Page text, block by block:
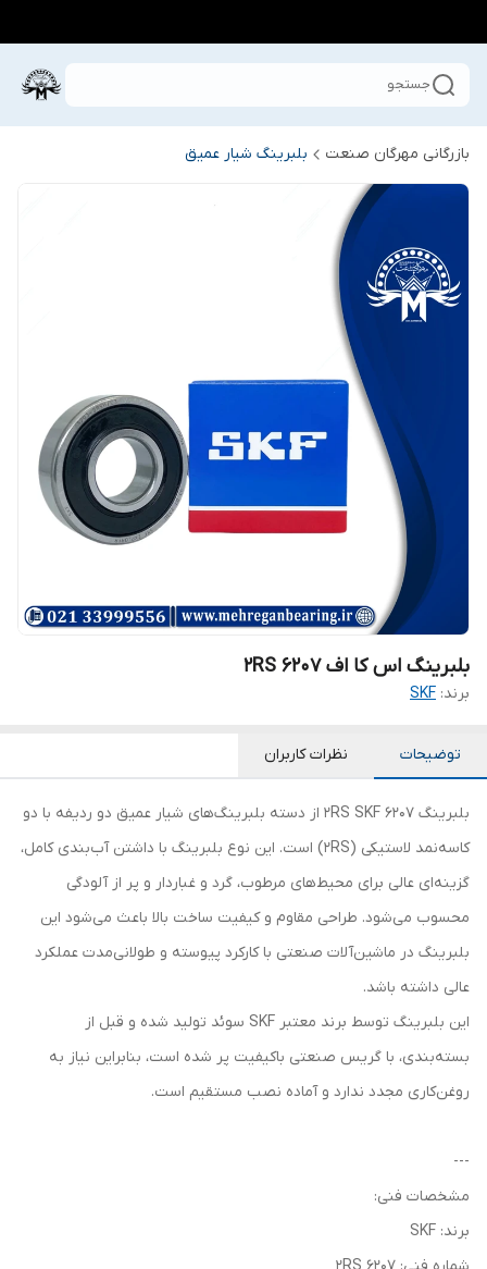
جستجو
بازرگانی مهرگان صنعت بلبرینگ شیار عمیق
بلبرینگ اس کا اف 6207 2RS
برند: SKF
توضیحات نظرات کاربران
بلبرینگ 6207 2RS SKF از دسته بلبرینگ‌های شیار عمیق دو ردیفه با دو
کاسه‌نمد لاستیکی (2RS) است. این نوع بلبرینگ با داشتن آب‌بندی کامل،
گزینه‌ای عالی برای محیط‌های مرطوب، گرد و غباردار و پر از آلودگی
محسوب می‌شود. طراحی مقاوم و کیفیت ساخت بالا باعث می‌شود این
بلبرینگ در ماشین‌آلات صنعتی با کارکرد پیوسته و طولانی‌مدت عملکرد
عالی داشته باشد.
این بلبرینگ توسط برند معتبر SKF سوئد تولید شده و قبل از
بسته‌بندی، با گریس صنعتی باکیفیت پر شده است، بنابراین نیاز به
روغن‌کاری مجدد ندارد و آماده نصب مستقیم است.
---
مشخصات فنی:
برند: SKF